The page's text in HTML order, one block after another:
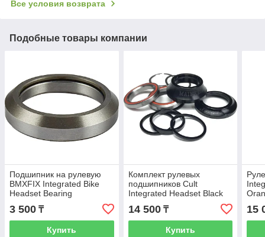
Все условия возврата
Подобные товары компании
Подшипник на рулевую
BMXFIX Integrated Bike
Headset Bearing
3 500 ₸
Купить
Комплект рулевых
подшипников Cult
Integrated Headset Black
14 500₸
Купить
15